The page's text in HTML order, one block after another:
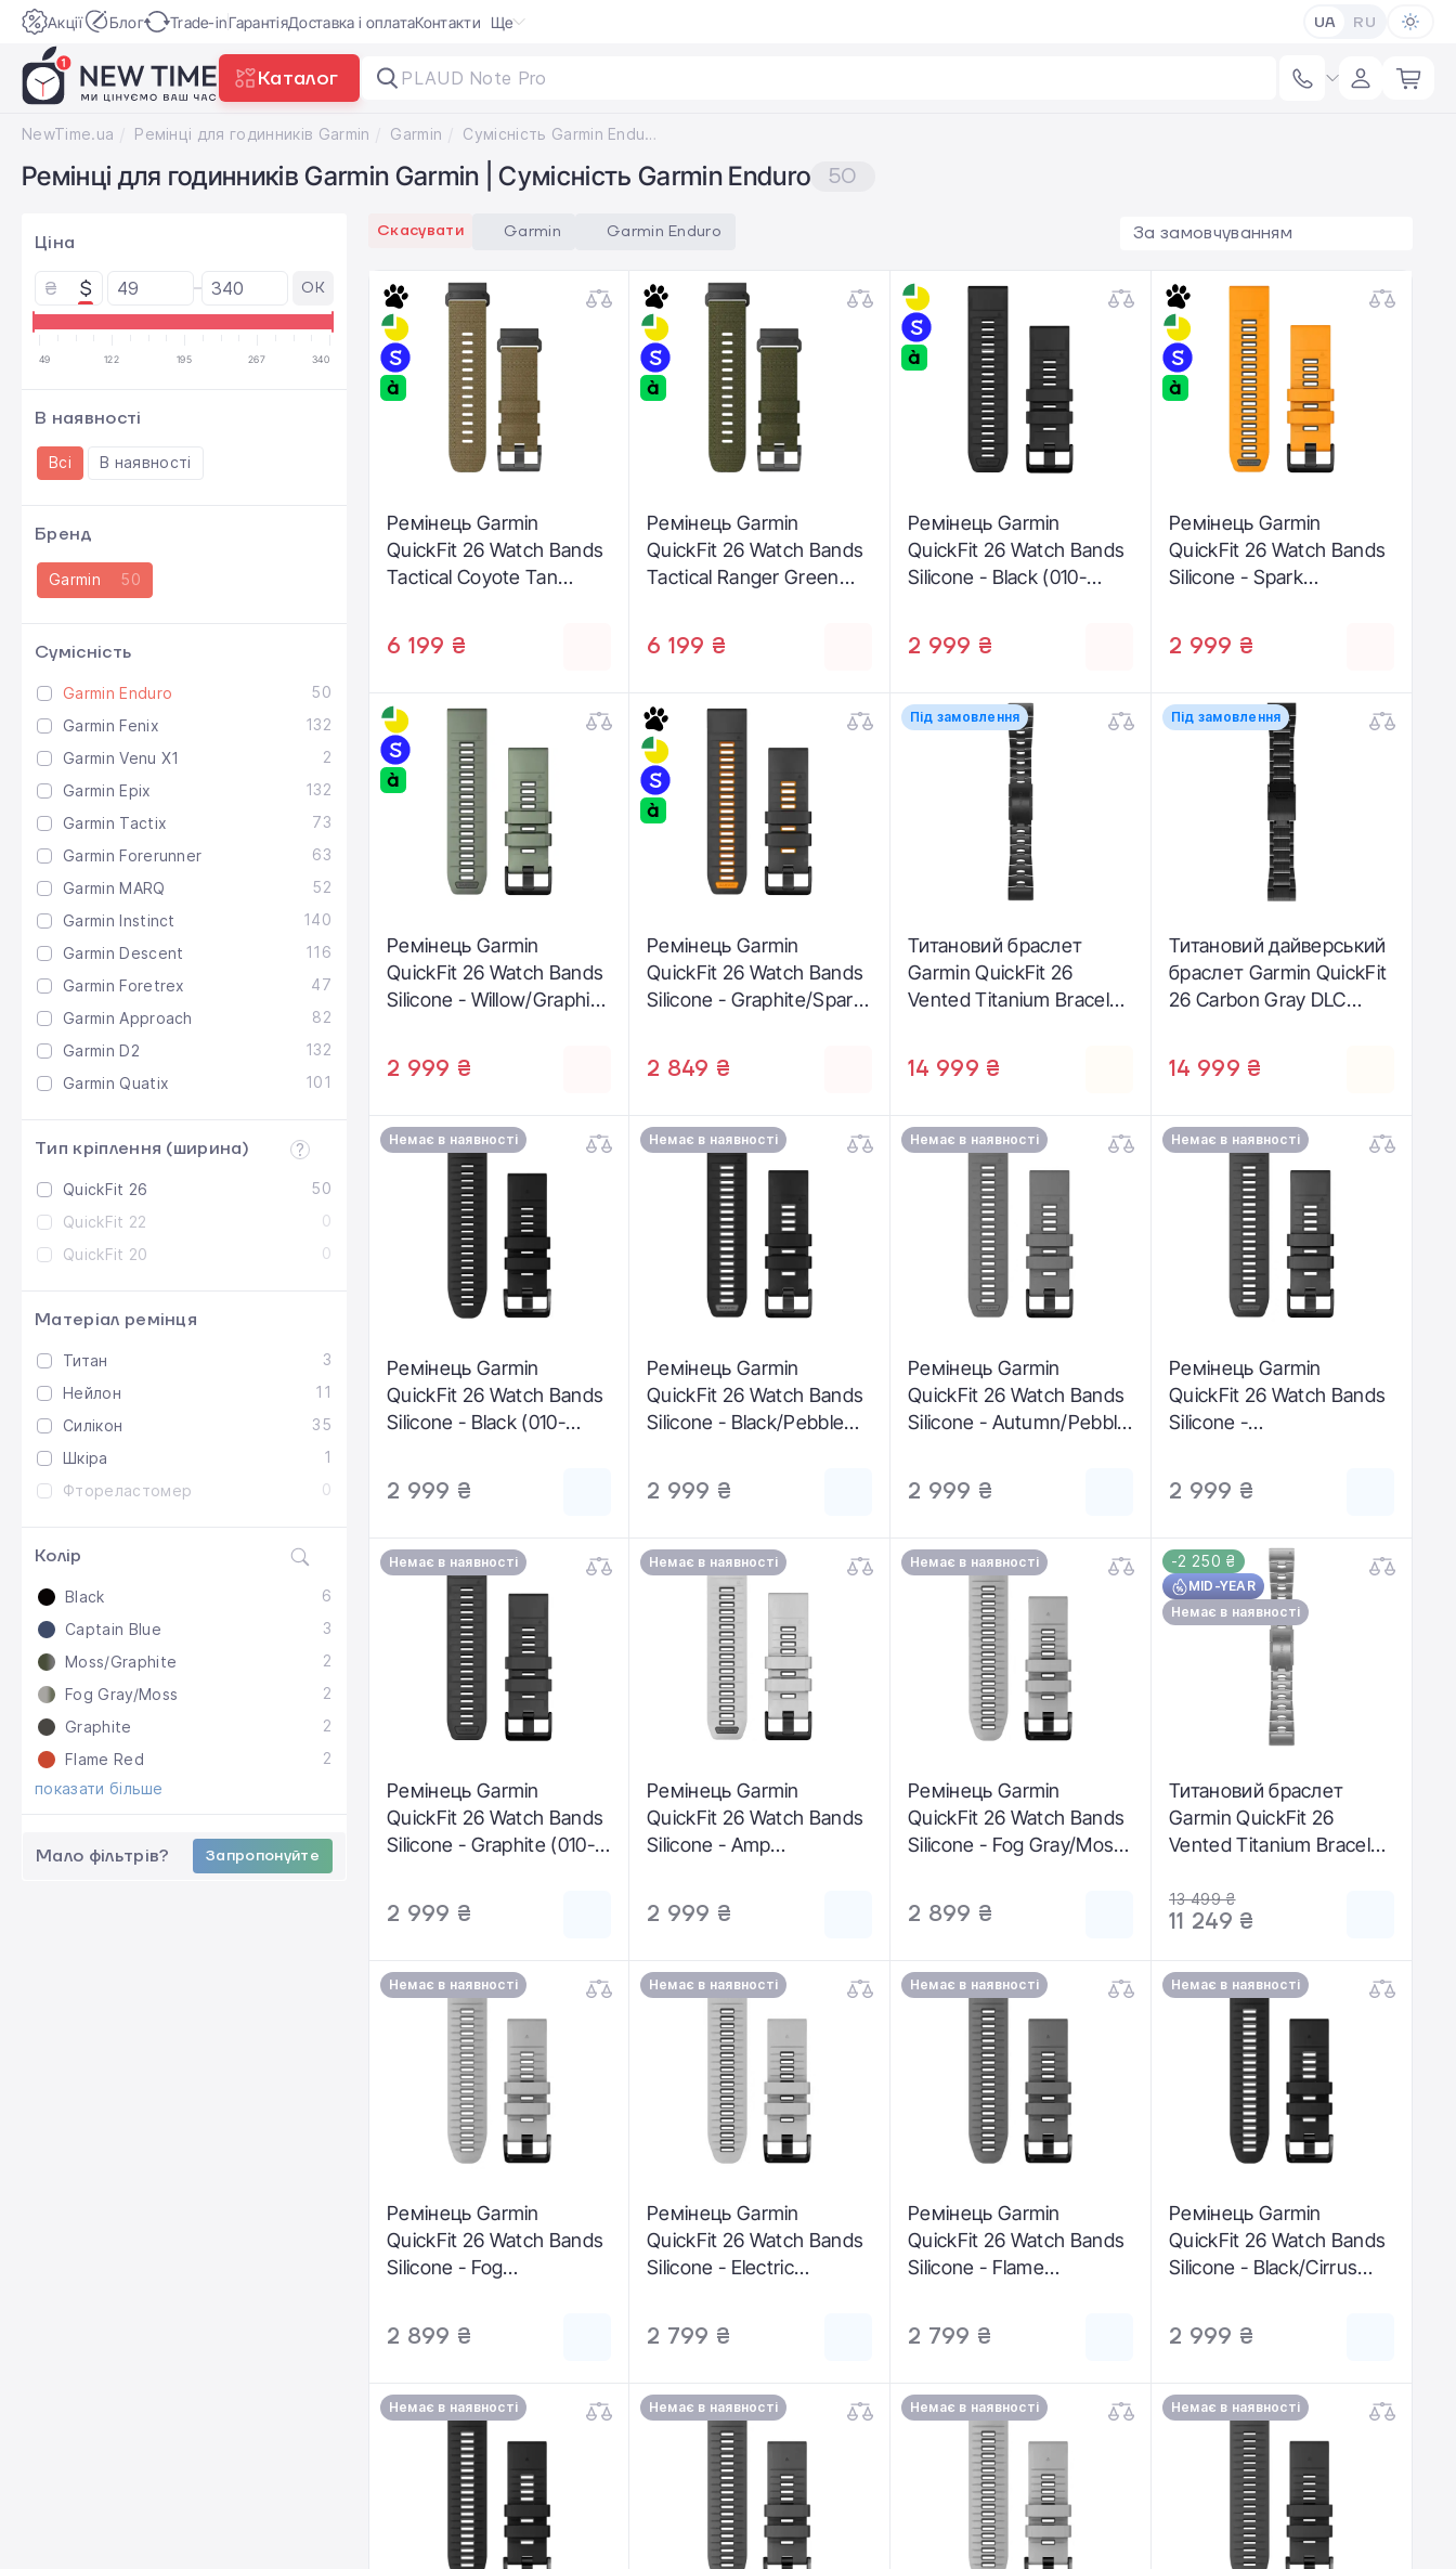
Акції Блог Trade-inГарантіяДоставка і оплатаКонтакти Ще UA RU
Каталог PLAUD Note Pro
NewTime.ua Ремінці для годинників Garmin Garmin Сумісність Garmin Enduro
Ремінці для годинників Garmin Garmin | Сумісність Garmin Enduro 50
Ціна
₴ $ OK
49 122 195 267 340
В наявності
Всі В наявності
Бренд
Garmin 50
Сумісність
Garmin Enduro
50
Garmin Fenix
132
Garmin Venu X1
2
Garmin Epix
132
Garmin Tactix
73
Garmin Forerunner
63
Garmin MARQ
52
Garmin Instinct
140
Garmin Descent
116
Garmin Foretrex
47
Garmin Approach
82
Garmin D2
132
Garmin Quatix
101
Тип кріплення (ширина)
QuickFit 26
50
QuickFit 22
0
QuickFit 20
0
Матеріал ремінця
Титан
3
Нейлон
11
Cилікон
35
Шкіра
1
Фтореластомер
0
Колір
Black
6
Captain Blue
3
Moss/Graphite
2
Fog Gray/Moss
2
Graphite
2
Flame Red
2
показати більше
Мало фільтрів? Запропонуйте
Скасувати Garmin Garmin Enduro За замовчуванням
Ремінець Garmin
QuickFit 26 Watch Bands
Tactical Coyote Tan
6 199 ₴
Ремінець Garmin
QuickFit 26 Watch Bands
Tactical Ranger Green
6 199 ₴
Ремінець Garmin
QuickFit 26 Watch Bands
Silicone - Black (010-
2 999 ₴
Ремінець Garmin
QuickFit 26 Watch Bands
Silicone - Spark
2 999 ₴
Ремінець Garmin
QuickFit 26 Watch Bands
Silicone - Willow/Graphite
2 999 ₴
Ремінець Garmin
QuickFit 26 Watch Bands
Silicone - Graphite/Spark
2 849 ₴
Під замовлення
Титановий браслет
Garmin QuickFit 26
Vented Titanium Bracelet
14 999 ₴
Під замовлення
Титановий дайверський
браслет Garmin QuickFit
26 Carbon Gray DLC
14 999 ₴
Немає в наявності
Ремінець Garmin
QuickFit 26 Watch Bands
Silicone - Black (010-
2 999 ₴
Немає в наявності
Ремінець Garmin
QuickFit 26 Watch Bands
Silicone - Black/Pebble
2 999 ₴
Немає в наявності
Ремінець Garmin
QuickFit 26 Watch Bands
Silicone - Autumn/Pebble
2 999 ₴
Немає в наявності
Ремінець Garmin
QuickFit 26 Watch Bands
Silicone -
2 999 ₴
Немає в наявності
Ремінець Garmin
QuickFit 26 Watch Bands
Silicone - Graphite (010-
2 999 ₴
Немає в наявності
Ремінець Garmin
QuickFit 26 Watch Bands
Silicone - Amp
2 999 ₴
Немає в наявності
Ремінець Garmin
QuickFit 26 Watch Bands
Silicone - Fog Gray/Moss
2 899 ₴
-2 250 ₴
MID-YEAR
Немає в наявності
Титановий браслет
Garmin QuickFit 26
Vented Titanium Bracelet
13 499 ₴
11 249 ₴
Немає в наявності
Ремінець Garmin
QuickFit 26 Watch Bands
Silicone - Fog
2 899 ₴
Немає в наявності
Ремінець Garmin
QuickFit 26 Watch Bands
Silicone - Electric
2 799 ₴
Немає в наявності
Ремінець Garmin
QuickFit 26 Watch Bands
Silicone - Flame
2 799 ₴
Немає в наявності
Ремінець Garmin
QuickFit 26 Watch Bands
Silicone - Black/Cirrus
2 999 ₴
Немає в наявності Немає в наявності Немає в наявності Немає в наявності